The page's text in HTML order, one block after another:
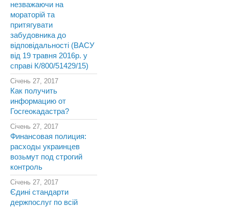
незважаючи на
мораторій та
притягувати
забудовника до
відповідальності (ВАСУ
від 19 травня 2016р. у
справі К/800/51429/15)
Січень 27, 2017
Как получить
информацию от
Госгеокадастра?
Січень 27, 2017
Финансовая полиция:
расходы украинцев
возьмут под строгий
контроль
Січень 27, 2017
Єдині стандарти
держпослуг по всій